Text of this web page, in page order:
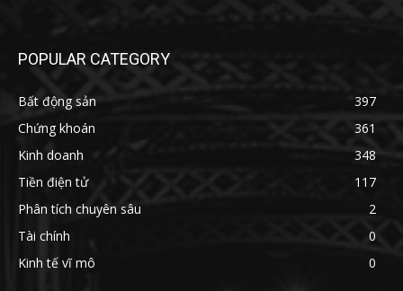
POPULAR CATEGORY
Bất động sản
397
Chứng khoán
361
Kinh doanh
348
Tiền điện tử
117
Phân tích chuyên sâu
2
Tài chính
0
Kinh tế vĩ mô
0